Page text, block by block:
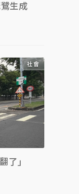
鷺生成
社會
翻了」